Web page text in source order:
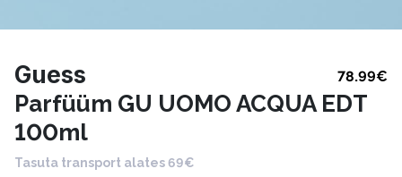
Guess 78.99€
Parfüüm GU UOMO ACQUA EDT
100ml
Tasuta transport alates 69€